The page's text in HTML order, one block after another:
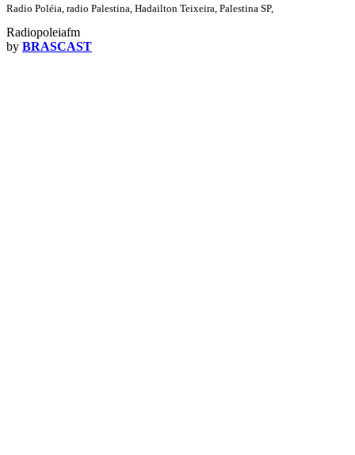
Radio Poléia, radio Palestina, Hadailton Teixeira, Palestina SP,
Radiopoleiafm
by BRASCAST